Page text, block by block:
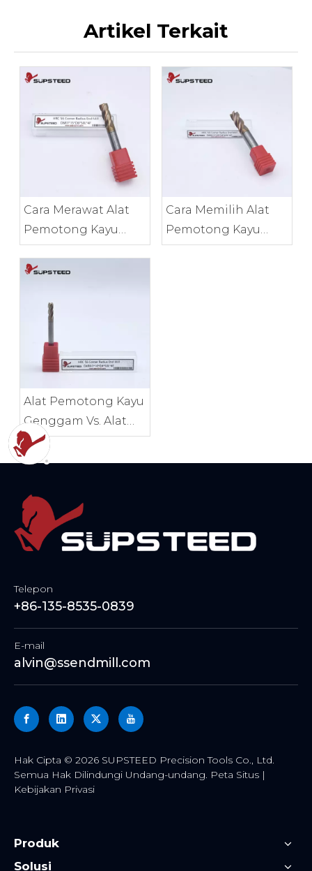
Artikel Terkait
Cara Merawat Alat
Pemotong Kayu
Laser Agar Akurasi
Cara Memilih Alat
Pemotong Kayu
yang Tepat untuk
Alat Pemotong Kayu
Genggam Vs. Alat
Benchtop
Dibandingkan
Telepon
+86-135-8535-0839
E-mail
alvin@ssendmill.com
Hak Cipta © 2026 SUPSTEED Precision Tools Co., Ltd.
Semua Hak Dilindungi Undang-undang. Peta Situs |
Kebijakan Privasi
Produk
Solusi